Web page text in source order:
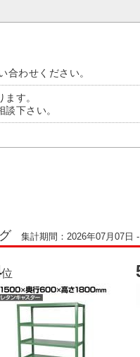
合わせください。
す。
下さい。
集計期間：2026年07月07日
位